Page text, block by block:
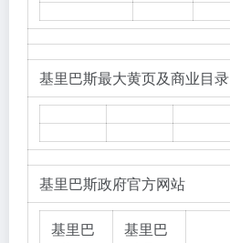
基里巴斯最大黄页及商业目录
基里巴斯政府官方网站
基里巴
基里巴